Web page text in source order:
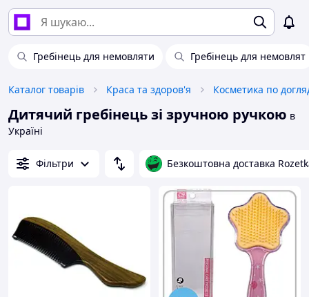
Гребінець для немовляти Гребінець для немовлят
Каталог товарів Краса та здоров'я Косметика по
Дитячий гребінець зі зручною ручкою в
Україні
Фільтри Безкоштовна доставка